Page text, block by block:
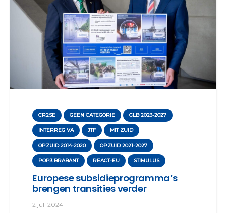
CR2SE GEEN CATEGORIE GLB 2023-2027
INTERREG VA JTF MIT ZUID
OPZUID 2014-2020 OPZUID 2021-2027
POP3 BRABANT REACT-EU STIMULUS
Europese subsidieprogramma’s
brengen transities verder
2 juli 2024